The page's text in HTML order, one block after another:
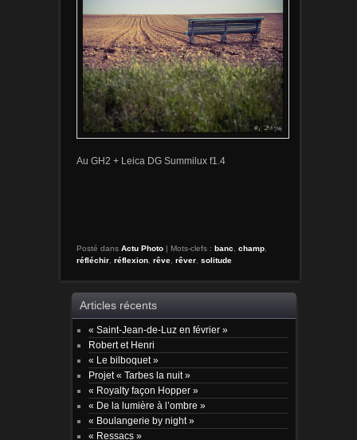
Au GH2 + Leica DG Summilux f1.4
Posté dans Actu Photo | Mots-clefs : banc champ,
réfléchir, réflexion, rêve, rêver, solitude
Articles récents
« Saint-Jean-de-Luz en février »
Robert et Henri
« Le bilboquet »
Projet « Tarbes la nuit »
« Royalty façon Hopper »
« De la lumière à l’ombre »
« Boulangerie by night »
« Ressacs »